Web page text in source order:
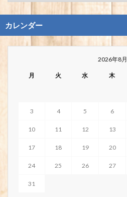
カレンダー
2026年8月
月 火 水 木
3 4 5 6
10 11 12 13
17 18 19 20
24 25 26 27
31